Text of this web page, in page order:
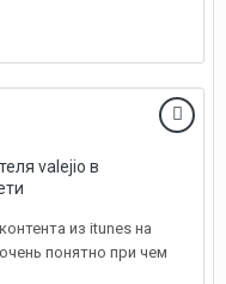
valejio в
из itunes на
понятно при чем